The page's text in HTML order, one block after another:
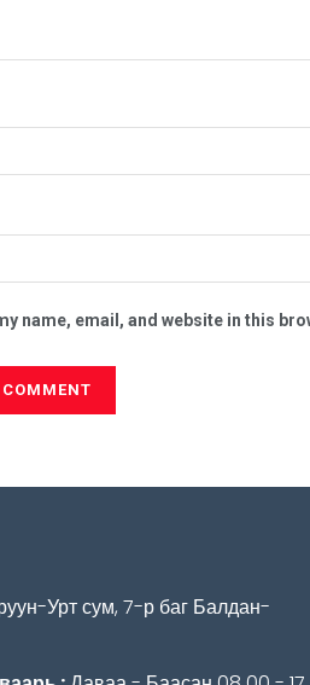
name, email, and website in this
Урт сум, 7-р баг Балдан-